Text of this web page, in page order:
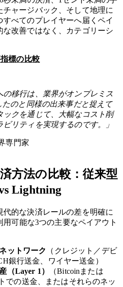
ャージバック、そして地理に
べてのプレイヤーへ届くペイ
改善ではなく、カテゴリーシ
標の比較
の移行は、業界がオンプレミス
たのと同様の出来事だと捉えて
ックを通じて、大幅なコスト削
リティを実現するのです。」
専門家
方法の比較：従来型
Lightning
的な決済レールの差を明確に
可能な3つの主要なペイアウト
ットワーク
（クレジット／デビ
銀行送金、ワイヤー送金）
（Layer 1）
（Bitcoinまたは
での送金、またはそれらのネッ